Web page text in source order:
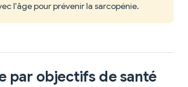
l'âge pour prévenir la sarcopénie.
par objectifs de santé